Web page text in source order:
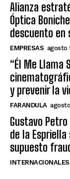
Alianza
Óptica
descuento en
EMPRESAS agosto
“Él Me Llama
y prevenir la
FARANDULA
Gustavo
de la
supuesto
INTERNACIONALES